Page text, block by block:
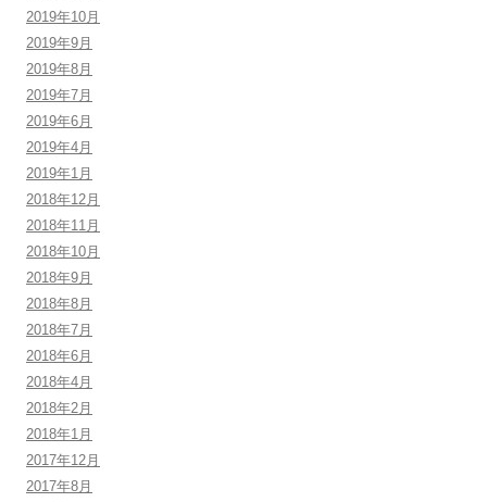
2019年10月
2019年9月
2019年8月
2019年7月
2019年6月
2019年4月
2019年1月
2018年12月
2018年11月
2018年10月
2018年9月
2018年8月
2018年7月
2018年6月
2018年4月
2018年2月
2018年1月
2017年12月
2017年8月